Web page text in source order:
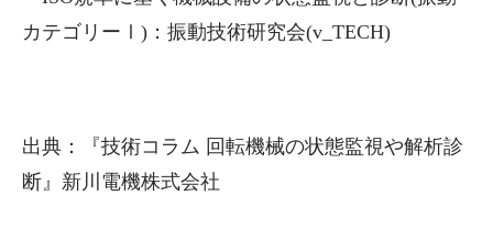
カテゴリーⅠ)：振動技術研究会(v_TECH)
出典：『技術コラム 回転機械の状態監視や解析診
断』新川電機株式会社